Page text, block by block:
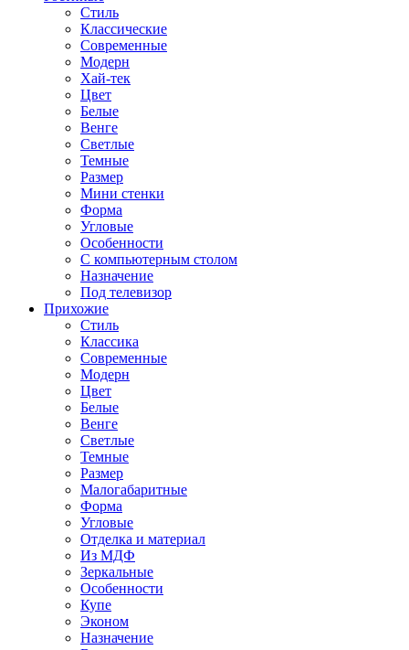
Стиль
Классические
Современные
Модерн
Хай-тек
Цвет
Белые
Венге
Светлые
Темные
Размер
Мини стенки
Форма
Угловые
Особенности
С компьютерным столом
Назначение
Под телевизор
Прихожие
Стиль
Классика
Современные
Модерн
Цвет
Белые
Венге
Светлые
Темные
Размер
Малогабаритные
Форма
Угловые
Отделка и материал
Из МДФ
Зеркальные
Особенности
Купе
Эконом
Назначение